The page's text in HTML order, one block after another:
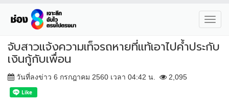
จับสาวแจ้งความเท็จรถหายที่แท้เอาไปค้ำประกับ
เงินกู้กับเพื่อน
วันที่ลงข่าว 6 กรกฎาคม 2560 เวลา 04:42 น. 2,095